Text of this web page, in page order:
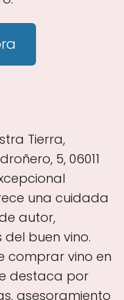
Tierra,
5, 06011
una cuidada
autor,
buen vino.
comprar vino en
destaca por
asesoramiento